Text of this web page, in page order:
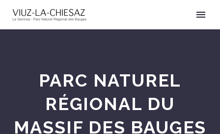
PARC NATUREL
RÉGIONAL DU
MASSIF DES BAUGES